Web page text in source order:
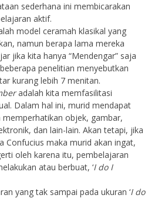
sederhana ini membicarakan
aktif.
model ceramah klasikal yang
namun berapa lama mereka
jika kita hanya “Mendengar” saja
penelitian menyebutkan
kurang lebih 7 menitan.
adalah kita memfasilitasi
Dalam hal ini, murid mendapat
objek, gambar,
dan lain-lain. Akan tetapi, jika
Confucius maka murid akan ingat,
oleh karena itu, pembelajaran
atau berbuat, ‘I do I
yang tak sampai pada ukuran ‘I do